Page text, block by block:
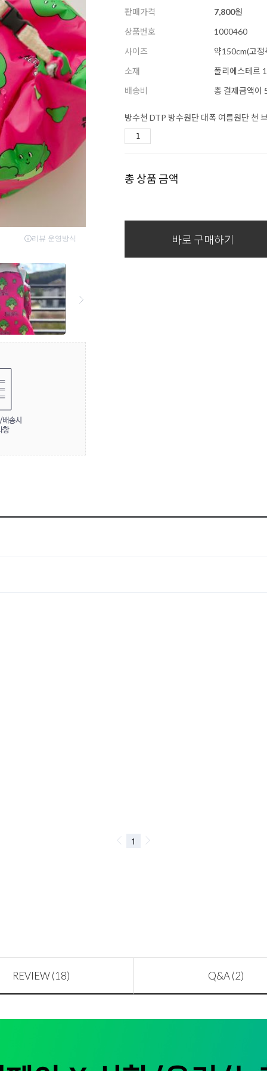
판매가격 7,800원
상품번호
1000460
사이즈
약150cm(고
소재
폴리에스테르
배송비
총 결제금액이
방수천 DTP 방수원단 대폭 여름원단 천
총 상품 금액
바로 구매하기
REVIEW (18) Q&A (2)